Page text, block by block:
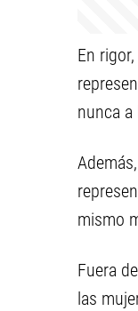
En
nunca a
mismo
Fuera
las